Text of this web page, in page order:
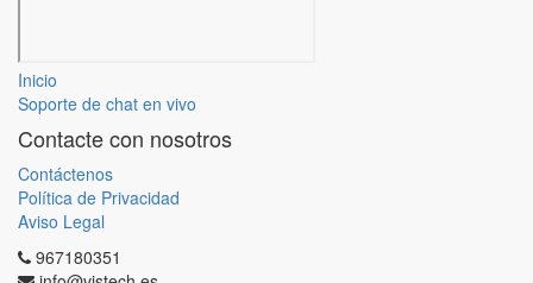
Inicio
Soporte de chat en vivo
Contacte con nosotros
Contáctenos
Política de Privacidad
Aviso Legal
967180351